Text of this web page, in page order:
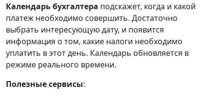
Календарьбухгалтера подскажет, когда и какой
платеж необходимо совершить. Достаточно
выбрать интересующую дату, и появится
информация о том, какие налоги необходимо
уплатить в этот день. Календарь обновляется в
режиме реального времени.
Полезные сервисы: